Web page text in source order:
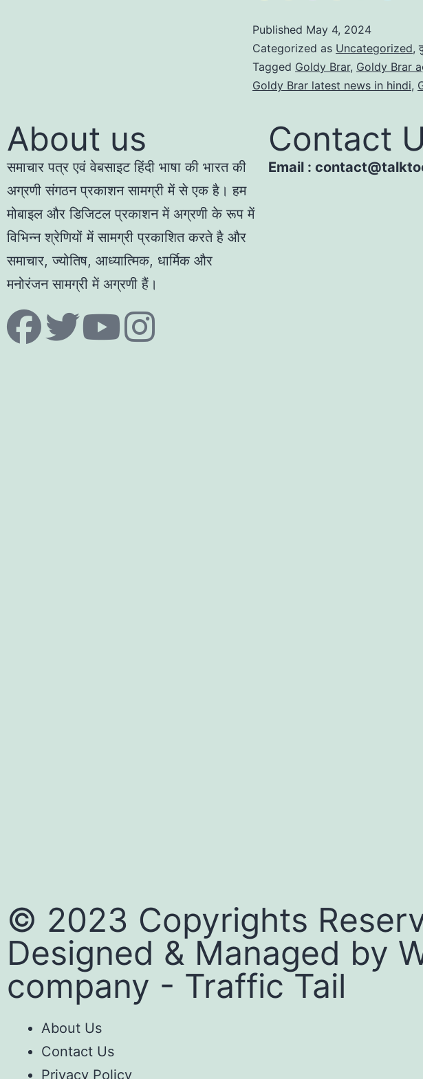
Published May 4, 2024
Categorized as Uncategorized,
Tagged Goldy Brar, Goldy Brar
Goldy Brar latest news in hindi,
About us
समाचार पत्र एवं वेबसाइट हिंदी भाषा की भारत की
अग्रणी संगठन प्रकाशन सामग्री में से एक है। हम
मोबाइल और डिजिटल प्रकाशन में अग्रणी के रूप में
विभिन्न श्रेणियों में सामग्री प्रकाशित करते है और
समाचार, ज्योतिष, आध्यात्मिक, धार्मिक और
मनोरंजन सामग्री में अग्रणी हैं।
Contact
Email :
© 2023 Copyrights
Designed & Managed by
company - Traffic Tail
About Us
Contact Us
Privacy Policy